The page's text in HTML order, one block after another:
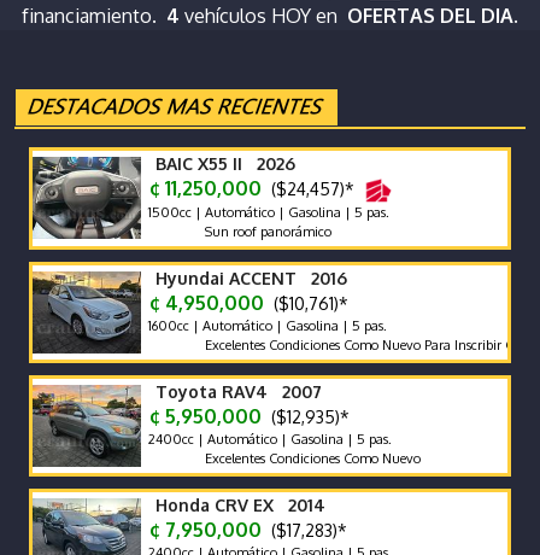
financiamiento. 4 vehículos HOY en OFERTAS DEL DIA.
BAIC X55 II 2026
¢ 11,250,000 ($24,457)*
1500cc | Automático | Gasolina | 5 pas.
Sun roof panorámico
Hyundai ACCENT 2016
¢ 4,950,000 ($10,761)*
1600cc | Automático | Gasolina | 5 pas.
Excelentes Condiciones Como Nuevo Para Inscribir Garantia
Toyota RAV4 2007
¢ 5,950,000 ($12,935)*
2400cc | Automático | Gasolina | 5 pas.
Excelentes Condiciones Como Nuevo
Honda CRV EX 2014
¢ 7,950,000 ($17,283)*